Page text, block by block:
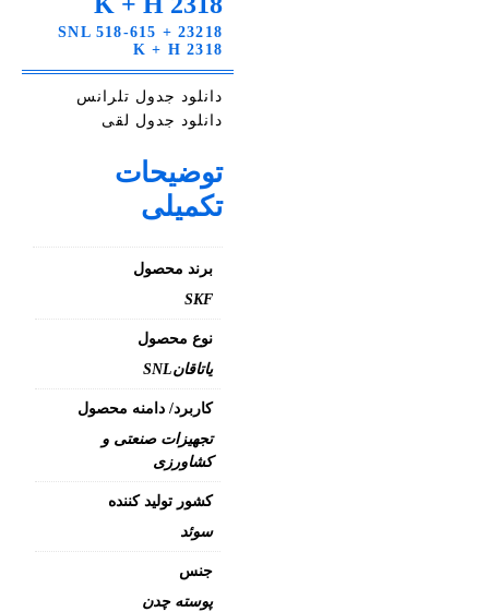
SNL 518-615 + 23218
K + H 2318
دانلود جدول تلرانس
دانلود جدول لقی
توضیحات
تکمیلی
برند محصول
SKF
نوع محصول
یاتاقانSNL
کاربرد/ دامنه محصول
تجهیزات صنعتی و
کشاورزی
کشور تولید کننده
سوئد
جنس
پوسته چدن